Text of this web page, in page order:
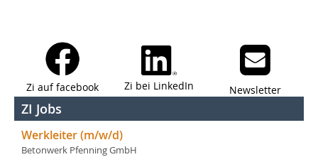
Zi auf facebook Zi bei LinkedIn Newsletter
ZI Jobs
Werkleiter (m/w/d)
Betonwerk Pfenning GmbH